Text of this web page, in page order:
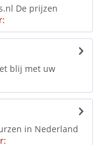
De prijzen
blij met uw
in Nederland